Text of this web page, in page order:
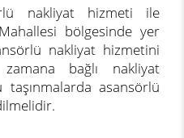
nakliyat hizmeti ile
bölgesinde yer
nakliyat hizmetini
bağlı nakliyat
asansörlü